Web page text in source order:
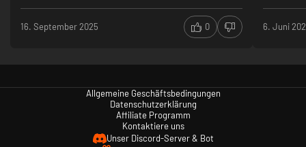
16. September 2025 0 6. Juni
Allgemeine Geschäftsbedingungen
Datenschutzerklärung
Affiliate Programm
Kontaktiere uns
Unser Discord-Server & Bot